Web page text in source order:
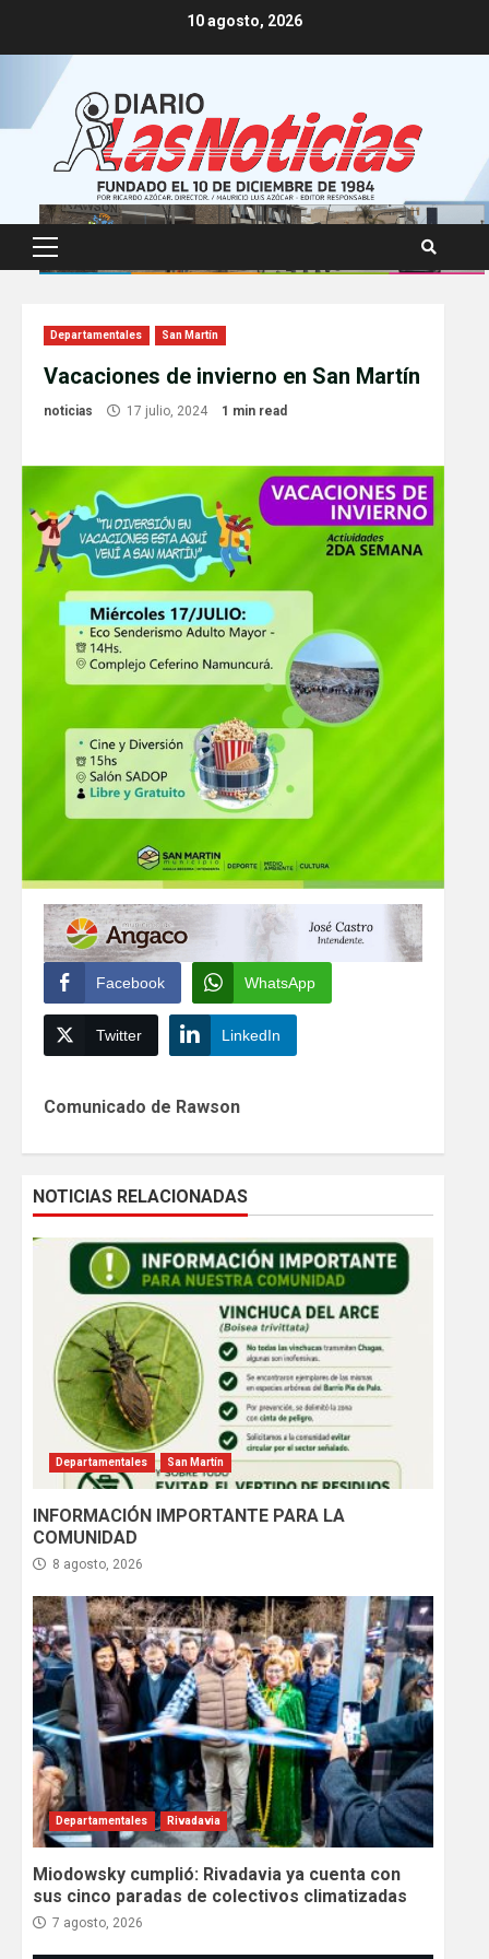
10 agosto, 2026
Primary
Menu
Departamentales San Martín
Vacaciones de invierno en San Martín
noticias 17 julio, 2024 1 min read
Facebook WhatsApp
Twitter LinkedIn
Reading
Comunicado de Rawson
NOTICIAS RELACIONADAS
Departamentales San Martín
INFORMACIÓN IMPORTANTE PARA LA
COMUNIDAD
8 agosto, 2026
Departamentales Rivadavia
Miodowsky cumplió: Rivadavia ya cuenta con
sus cinco paradas de colectivos climatizadas
7 agosto, 2026